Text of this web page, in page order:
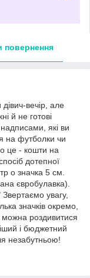
повернення
вечір, але
й не готові
які ви
на футболки чи
це - кошти на
дотепної
о значка 5 см.
євробулавка).
увагу,
значків окремо,
можна роздивитися
і бюджетний
незабутньою!